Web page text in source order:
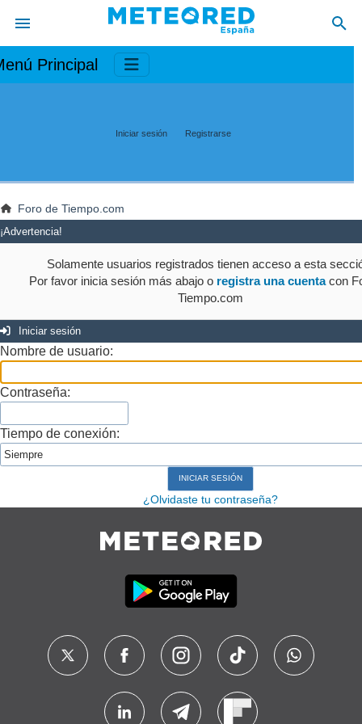
Principal
Iniciar sesión Registrarse
Foro de Tiempo.com
¡Advertencia!
Solamente usuarios registrados tienen acceso a esta
Por favor inicia sesión más abajo o registra una cuentacon
Tiempo.com
Iniciar sesión
Nombre de usuario:
Contraseña:
Tiempo de conexión:
¿Olvidaste tu contraseña?